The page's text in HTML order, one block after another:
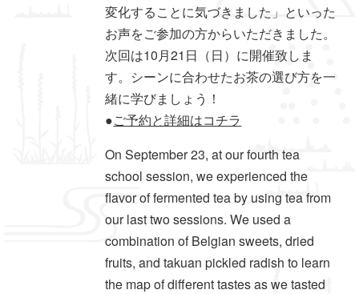
変化することに気づきました」といった
お声をご参加の方からいただきました。
次回は10月21日（日）に開催致しま
す。シーンに合わせたお茶の選び方を一
緒に学びましょう！
●ご予約と詳細はコチラ
On September 23, at our fourth tea
school session, we experienced the
flavor of fermented tea by using tea from
our last two sessions. We used a
combination of Belgian sweets, dried
fruits, and takuan pickled radish to learn
the map of different tastes as we tasted